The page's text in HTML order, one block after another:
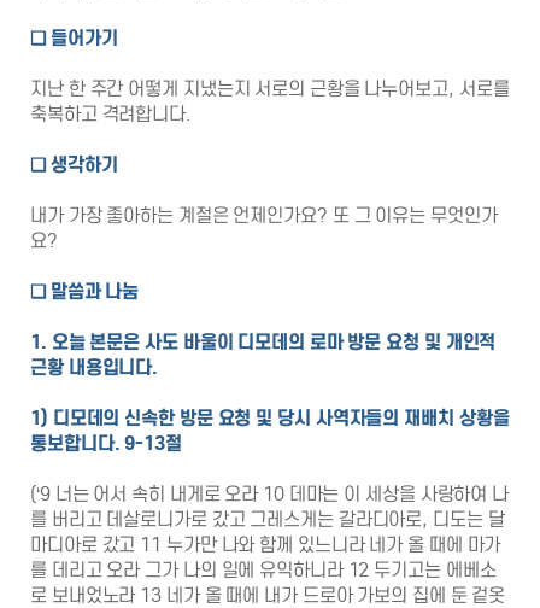
❑ 들어가기
지난 한 주간 어떻게 지냈는지 서로의 근황을 나누어보고, 서로를
축복하고 격려합니다.
❑생각하기
내가 가장 좋아하는 계절은 언제인가요? 또 그 이유는 무엇인가
요?
❑ 말씀과 나눔
1. 오늘 본문은 사도 바울이 디모데의 로마 방문 요청 및 개인적
근황 내용입니다.
1) 디모데의 신속한 방문 요청 및 당시 사역자들의 재배치 상황을
통보합니다. 9-13절
(‘9 너는 어서 속히 내게로 오라 10 데마는 이 세상을 사랑하여 나
를 버리고 데살로니가로 갔고 그레스게는 갈라디아로, 디도는 달
마디아로 갔고 11 누가만 나와 함께 있느니라 네가 올 때에 마가
를 데리고 오라 그가 나의 일에 유익하니라 12 두기고는 에베소
로 보내었노라 13 네가 올 때에 내가 드로아 가보의 집에 둔 겉옷